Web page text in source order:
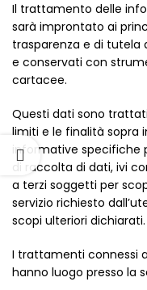
Il trattamento delle
sarà improntato ai
trasparenza e di tutela
e conservati con
cartacee.
Questi dati sono
limiti e le finalità sopra
informative specifiche
di raccolta di dati, ivi
a terzi soggetti per
servizio richiesto
scopi ulteriori dichiarati.
I trattamenti connessi
hanno luogo presso la